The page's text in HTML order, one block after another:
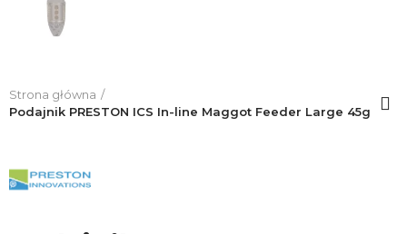
Strona główna
Podajnik PRESTON ICS In-line Maggot Feeder Large 45g